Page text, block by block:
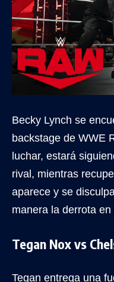
Becky Lynch se
backstage de WWE
luchar, estará
rival, mientras
aparece y se
manera la derrota
Tegan Nox vs
Tegan entrega una